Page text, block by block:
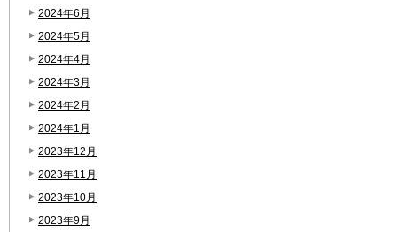
2024年6月
2024年5月
2024年4月
2024年3月
2024年2月
2024年1月
2023年12月
2023年11月
2023年10月
2023年9月